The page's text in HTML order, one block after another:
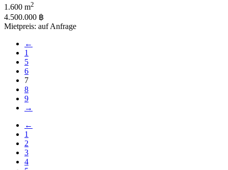
1.600 m2
4.500.000 ฿
Mietpreis: auf Anfrage
←
1
5
6
7
8
9
→
←
1
2
3
4